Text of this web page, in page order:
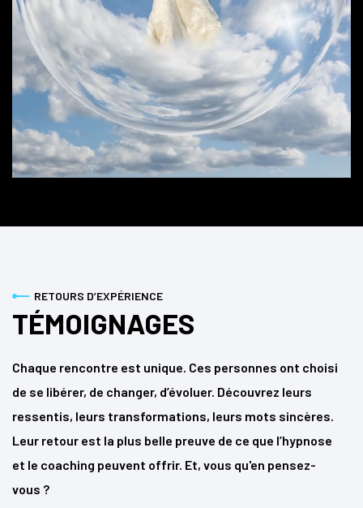
RETOURS D’EXPÉRIENCE
TÉMOIGNAGES
Chaque rencontre est unique. Ces personnes ont choisi
de se libérer, de changer, d’évoluer. Découvrez leurs
ressentis, leurs transformations, leurs mots sincères.
Leur retour est la plus belle preuve de ce que l’hypnose
et le coaching peuvent offrir. Et, vous qu'en pensez-
vous ?